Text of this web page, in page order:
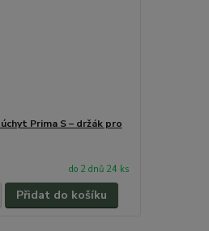
Prima S – držák pro
do 2 dnů 24 ks
Přidat do košíku